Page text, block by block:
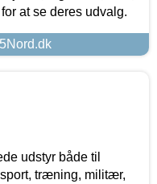
at se deres udvalg.
udstyr både til
træning, militær,